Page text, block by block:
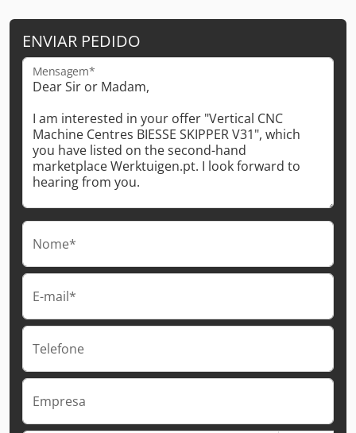
ENVIAR PEDIDO
Mensagem*
Nome*
E-mail*
Telefone
Empresa